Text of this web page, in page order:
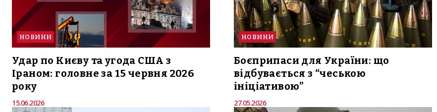
НОВИНИ
Удар по Києву та угода США з
Іраном: головне за 15 червня 2026
року
15.06.2026
НОВИНИ
Боєприпаси для України: що
відбувається з “чеською
ініціативою”
27.05.2026